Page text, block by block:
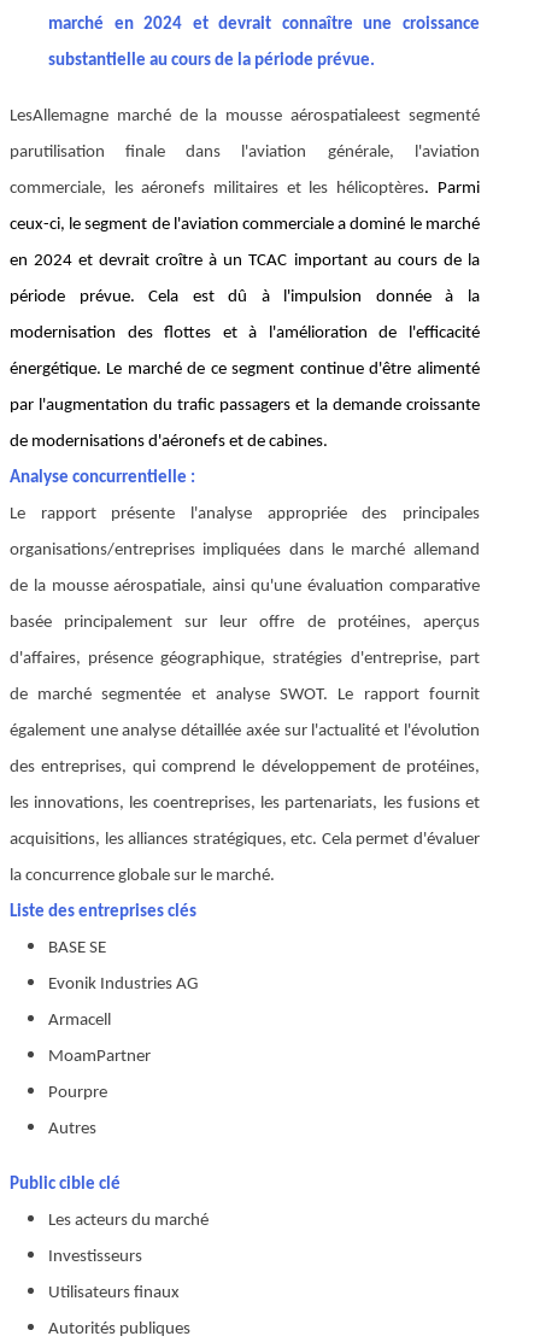
marché en 2024 et devrait connaître une croissance
substantielle au cours de la période prévue.
LesAllemagne marché de la mousse aérospatialeest segmenté
parutilisation finale dans l'aviation générale, l'aviation
commerciale, les aéronefs militaires et les hélicoptères. Parmi
ceux-ci, le segment de l'aviation commerciale a dominé le marché
en 2024 et devrait croître à un TCAC important au cours de la
période prévue. Cela est dû à l'impulsion donnée à la
modernisation des flottes et à l'amélioration de l'efficacité
énergétique. Le marché de ce segment continue d'être alimenté
par l'augmentation du trafic passagers et la demande croissante
de modernisations d'aéronefs et de cabines.
Analyse concurrentielle :
Le rapport présente l'analyse appropriée des principales
organisations/entreprises impliquées dans le marché allemand
de la mousse aérospatiale, ainsi qu'une évaluation comparative
basée principalement sur leur offre de protéines, aperçus
d'affaires, présence géographique, stratégies d'entreprise, part
de marché segmentée et analyse SWOT. Le rapport fournit
également une analyse détaillée axée sur l'actualité et l'évolution
des entreprises, qui comprend le développement de protéines,
les innovations, les coentreprises, les partenariats, les fusions et
acquisitions, les alliances stratégiques, etc. Cela permet d'évaluer
la concurrence globale sur le marché.
Liste des entreprises clés
BASE SE
Evonik Industries AG
Armacell
MoamPartner
Pourpre
Autres
Public cible clé
Les acteurs du marché
Investisseurs
Utilisateurs finaux
Autorités publiques